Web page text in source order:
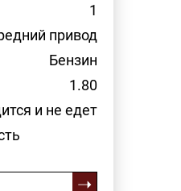
1
привод
Бензин
1.80
и не едет